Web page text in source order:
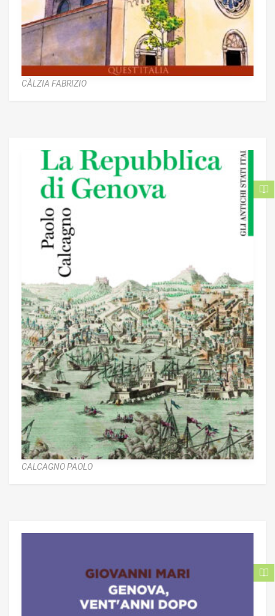
CÀLZIA FABRIZIO
CALCAGNO PAOLO